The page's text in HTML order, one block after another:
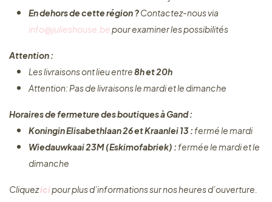
En dehors de cette région ?Contactez-nous via
info@julieshouse.bepour examiner les possibilités
Attention :
Les livraisons ont lieu entre8h et 20h
Attention: Pas de livraisons le mardi et le dimanche
Horaires de fermeture des boutiques à Gand :
Koningin Elisabethlaan 26 et Kraanlei 13 :fermé le mardi
Wiedauwkaai 23M (Eskimofabriek) :fermée le mardi et le
dimanche
Cliquez ​icipour plus d’informations sur nos heures d’ouverture.